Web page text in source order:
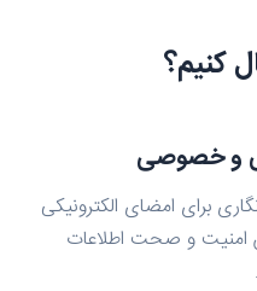
کنیم؟
و خصوصی
برای امضای الکترونیکی
و صحت اطلاعات